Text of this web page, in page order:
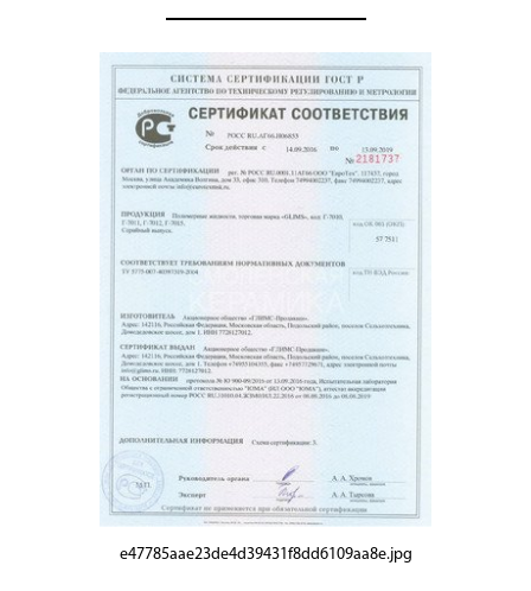
e47785aae23de4d39431f8dd6109aa8e.jpg